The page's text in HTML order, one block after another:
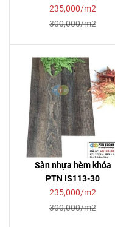
235,000/m2
300,000/m2
Sàn nhựa hèm khóa
PTN IS113-30
235,000/m2
300,000/m2